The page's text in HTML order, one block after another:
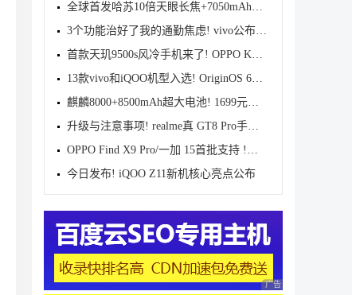
全球首发哈苏10倍天眼长焦+7050mAh电池! 7499元起OPPO
3个功能治好了我的通勤焦虑! vivo公布OriginOS 6四月
首款天玑9500s风冷手机来了! OPPO K15 Pro系列正式发
13款vivo和iQOO机型入选! OriginOS 6新一轮公测开启招
麒麟8000+8500mAh超大电池! 1699元起华为畅享90 Pro M
升级与注意事项! realme真 GT8 Pro手机适配Android 17
OPPO Find X9 Pro/一加 15首批支持 !基于Android 17 B
今日发布! iQOO Z11新机核心亮点公布
广告 商业广告，理性